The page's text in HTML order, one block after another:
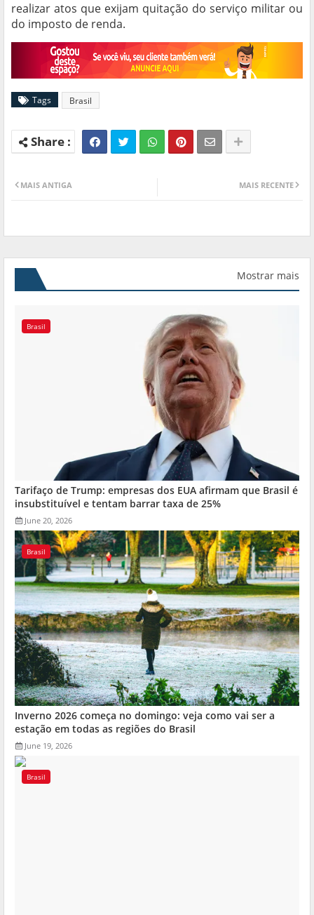
realizar atos que exijam quitação do serviço militar ou
do imposto de renda.
Tags Brasil
MAIS RECENTE
MAIS ANTIGA
Mostrar mais
Brasil
Tarifaço de Trump: empresas dos EUA afirmam que Brasil é
insubstituível e tentam barrar taxa de 25%
June 20, 2026
Brasil
Inverno 2026 começa no domingo: veja como vai ser a
estação em todas as regiões do Brasil
June 19, 2026
Brasil